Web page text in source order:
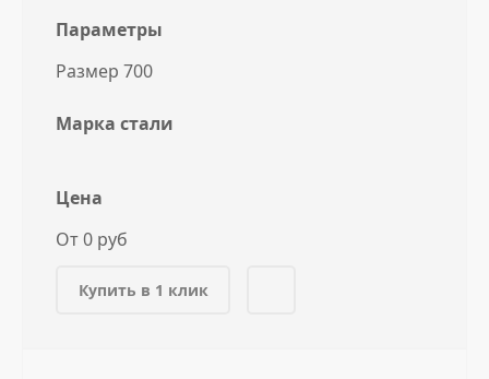
Параметры
Размер 700
Марка стали
Цена
От 0 руб
Купить в 1 клик